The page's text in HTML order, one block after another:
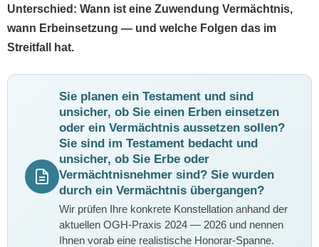
Unterschied: Wann ist eine Zuwendung Vermächtnis,
wann Erbeinsetzung — und welche Folgen das im
Streitfall hat.
Sie planen ein Testament und sind
unsicher, ob Sie einen Erben einsetzen
oder ein Vermächtnis aussetzen sollen?
Sie sind im Testament bedacht und
unsicher, ob Sie Erbe oder
Vermächtnisnehmer sind? Sie wurden
durch ein Vermächtnis übergangen?
Wir prüfen Ihre konkrete Konstellation anhand der
aktuellen OGH-Praxis 2024 — 2026 und nennen
Ihnen vorab eine realistische Honorar-Spanne.